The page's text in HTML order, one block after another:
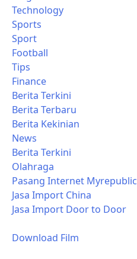
Technology
Sports
Sport
Football
Tips
Finance
Berita Terkini
Berita Terbaru
Berita Kekinian
News
Berita Terkini
Olahraga
Pasang Internet Myrepublic
Jasa Import China
Jasa Import Door to Door
Download Film